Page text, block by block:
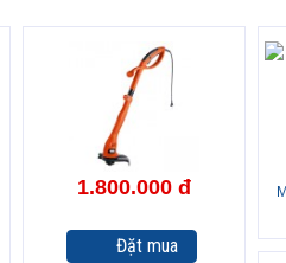
1.800.000 đ
Đặt mua